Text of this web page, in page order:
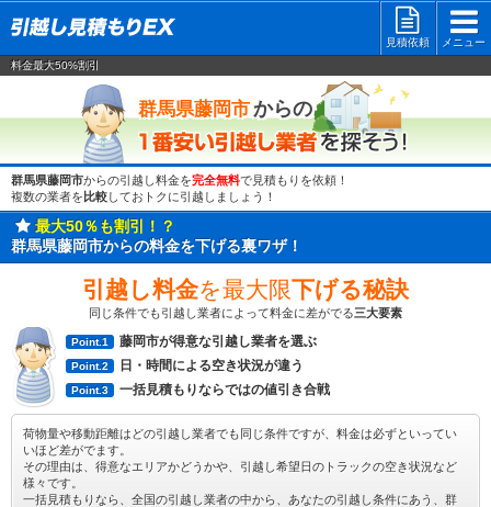
見積依頼
メニュー
料金最大50%割引
群馬県藤岡市からの
群馬県藤岡市からの引越し料金を完全無料で見積もりを依頼！
複数の業者を 比較しておトクに引越しましょう！
最大50％も割引！？
群馬県藤岡市からの料金を下げる裏ワザ！
引越し料金を最大限下げる秘訣
同じ条件でも引越し業者によって料金に差がでる三大要素
Point.1 藤岡市が得意な引越し業者を選ぶ
Point.2 日・時間による空き状況が違う
Point.3 一括見積もりならではの値引き合戦
荷物量や移動距離はどの引越し業者でも同じ条件ですが、料金は必ずといってい
いほど差がでます。
その理由は、得意なエリアかどうかや、引越し希望日のトラックの空き状況など
様々です。
一括見積もりなら、全国の引越し業者の中から、あなたの引越し条件にあう、群